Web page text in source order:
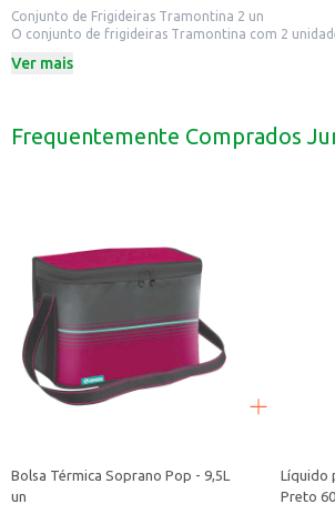
Conjunto de Frigideiras Tramontina 2 un
O conjunto de frigideiras Tramontina com 2
Este conjunto é adequado para:
Dicas de Uso:
Ver mais
Frequentemente Comprados
Bolsa Térmica Soprano Pop - 9,5L
un
Líquido
Preto